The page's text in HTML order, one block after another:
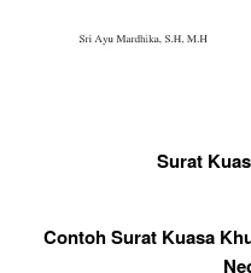
Surat
Contoh Surat Kuasa